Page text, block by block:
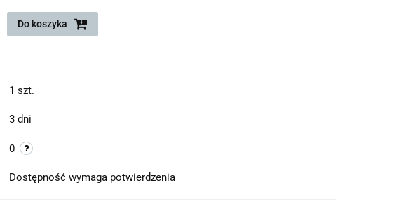
Do koszyka
1 szt.
3 dni
0
Dostępność wymaga potwierdzenia